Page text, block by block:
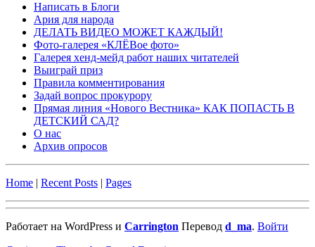
Написать в Блоги
Ария для народа
ДЕЛАТЬ ВИДЕО МОЖЕТ КАЖДЫЙ!
Фото-галерея «КЛЁВое фото»
Галерея хенд-мейд работ наших читателей
Выиграй приз
Правила комментирования
Задай вопрос прокурору
Прямая линия «Нового Вестника» КАК ПОПАСТЬ В
ДЕТСКИЙ САД?
О нас
Архив опросов
Home | Recent Posts | Pages
Работает на WordPress и Carrington Перевод d_ma. Войти